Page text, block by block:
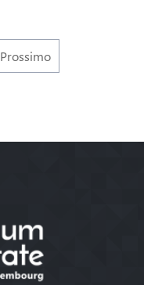
Prossimo